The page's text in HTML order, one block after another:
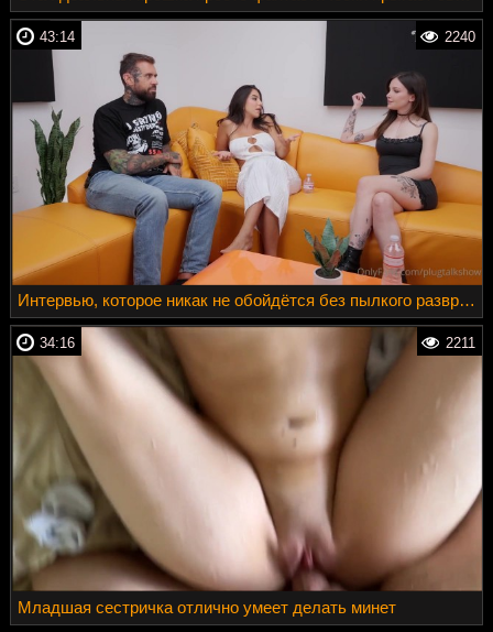
2240
43:14
Интервью, которое никак не обойдётся без пылкого разврата
2211
34:16
Младшая сестричка отлично умеет делать минет